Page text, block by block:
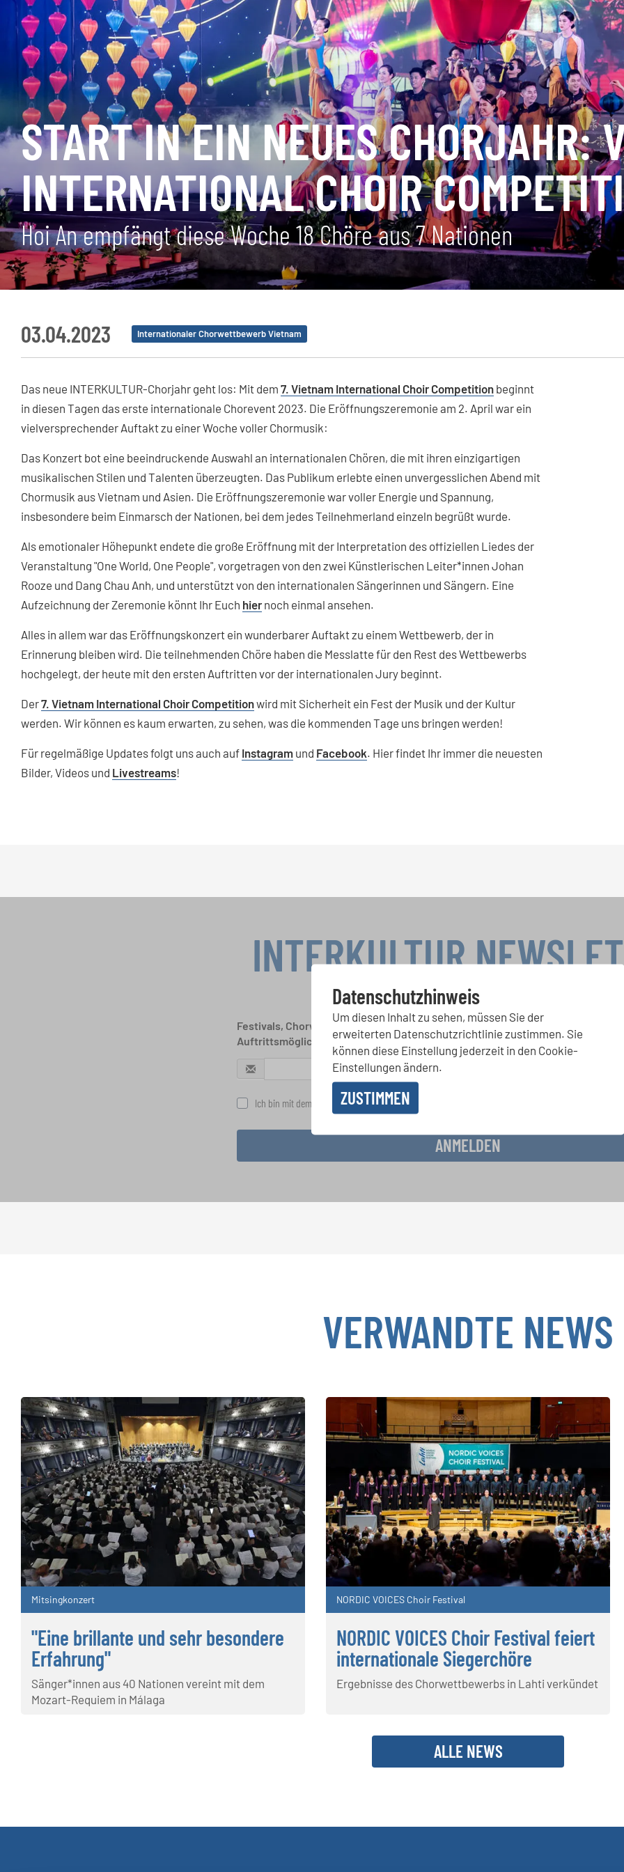
START IN EIN NEUES CHORJAHR:
INTERNATIONAL CHOIR
Hoi An empfängt diese Woche 18 Chöre aus 7 Nationen
03.04.2023 Internationaler Chorwettbewerb Vietnam
Das neue INTERKULTUR-Chorjahr geht los: Mit dem 7. Vietnam International Choir Competition beginnt
in diesen Tagen das erste internationale Chorevent 2023. Die Eröffnungszeremonie am 2. April war ein
vielversprechender Auftakt zu einer Woche voller Chormusik:
Das Konzert bot eine beeindruckende Auswahl an internationalen Chören, die mit ihren einzigartigen
musikalischen Stilen und Talenten überzeugten. Das Publikum erlebte einen unvergesslichen Abend mit
Chormusik aus Vietnam und Asien. Die Eröffnungszeremonie war voller Energie und Spannung,
insbesondere beim Einmarsch der Nationen, bei dem jedes Teilnehmerland einzeln begrüßt wurde.
Als emotionaler Höhepunkt endete die große Eröffnung mit der Interpretation des offiziellen Liedes der
Veranstaltung "One World, One People", vorgetragen von den zwei Künstlerischen Leiter*innen Johan
Rooze und Dang Chau Anh, und unterstützt von den internationalen Sängerinnen und Sängern. Eine
Aufzeichnung der Zeremonie könnt Ihr Euch hier noch einmal ansehen.
Alles in allem war das Eröffnungskonzert ein wunderbarer Auftakt zu einem Wettbewerb, der in
Erinnerung bleiben wird. Die teilnehmenden Chöre haben die Messlatte für den Rest des Wettbewerbs
hochgelegt, der heute mit den ersten Auftritten vor der internationalen Jury beginnt.
Der7. Vietnam International Choir Competitionwird mit Sicherheit ein Fest der Musik und der Kultur
werden. Wir können es kaum erwarten, zu sehen, was die kommenden Tage uns bringen werden!
Für regelmäßige Updates folgt uns auch auf Instagram und Facebook. Hier findet Ihr immer die neuesten
Bilder, Videos und Livestreams!
Datenschutzhinweis
Um diesen Inhalt zu sehen, müssen Sie der
erweiterten Datenschutzrichtlinie zustimmen. Sie
können diese Einstellung jederzeit in den Cookie-
Einstellungen ändern.
ZUSTIMMEN
INTERKULTUR
Festivals, Chorwettbewerbe, Mitsingprojekte: Besondere
Auftrittsmöglichkeiten bekommen Sie im kostenlosen INTERKULTUR-
Ich bin mit dem Erhalt des Newsletters einverstanden und akzeptiere die
ANMELDEN
VERWANDTE NEWS
Mitsingkonzert
"Eine brillante und sehr besondere
Erfahrung"
Sänger*innen aus 40 Nationen vereint mit dem
Mozart-Requiem in Málaga
NORDIC VOICES Choir Festival
NORDIC VOICES Choir Festival feiert
internationale Siegerchöre
Ergebnisse des Chorwettbewerbs in Lahti verkündet
ALLE NEWS